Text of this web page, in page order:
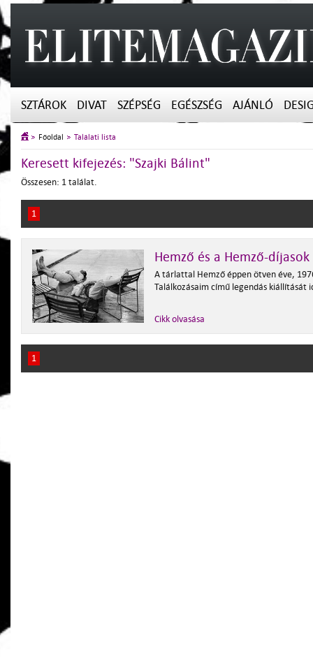
SZTÁROK DIVAT SZÉPSÉG EGÉSZSÉG AJÁNLÓ
Főoldal Találati lista
Keresett kifejezés: "Szajki Bálint"
Összesen: 1 találat.
1
Hemző és a Hemző-díjasok
A tárlattal Hemző éppen ötven éve,
Találkozásaim című legendás kiállítását
Cikk olvasása
1